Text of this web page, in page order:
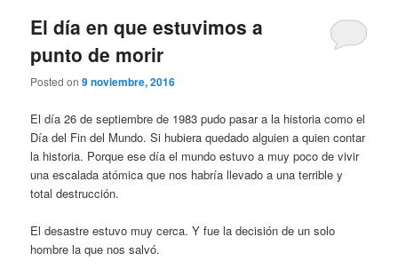
El día en que estuvimos a
punto de morir
Posted on9 noviembre, 2016
El día 26 de septiembre de 1983 pudo pasar a la historia como el
Día del Fin del Mundo. Si hubiera quedado alguien a quien contar
la historia. Porque ese día el mundo estuvo a muy poco de vivir
una escalada atómica que nos habría llevado a una terrible y
total destrucción.
El desastre estuvo muy cerca. Y fue la decisión de un solo
hombre la que nos salvó.